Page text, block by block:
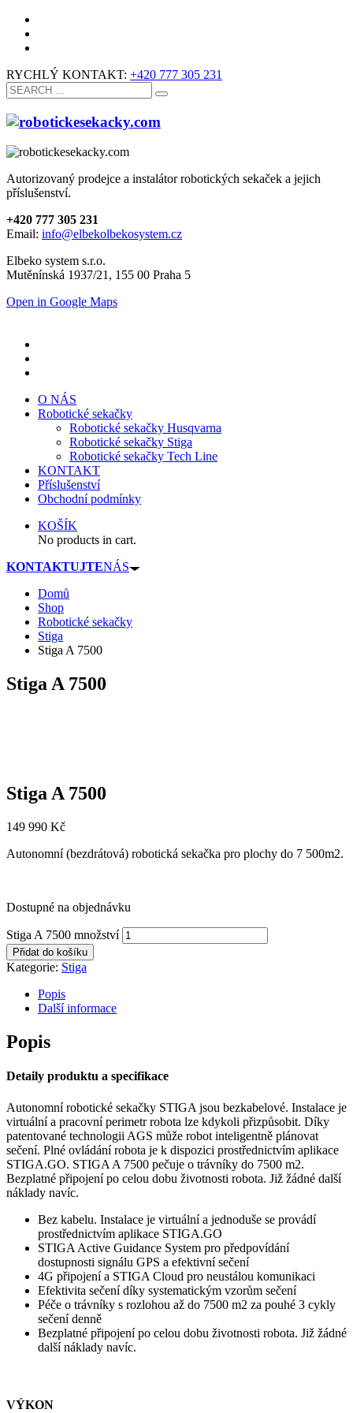
RYCHLÝ KONTAKT: +420 777 305 231
Autorizovaný prodejce a instalátor robotických sekaček a jejich
příslušenství.
+420 777 305 231
Email: info@elbekolbekosystem.cz
Elbeko system s.r.o.
Mutěnínská 1937/21, 155 00 Praha 5
Open in Google Maps
O NÁS
Robotické sekačky
Robotické sekačky Husqvarna
Robotické sekačky Stiga
Robotické sekačky Tech Line
KONTAKT
Příslušenství
Obchodní podmínky
KOŠÍK
No products in cart.
KONTAKTUJTENÁS
Domů
Shop
Robotické sekačky
Stiga
Stiga A 7500
Stiga A 7500
Stiga A 7500
149 990 Kč
Autonomní (bezdrátová) robotická sekačka pro plochy do 7 500m2.
Dostupné na objednávku
Stiga A 7500 množství
Přidat do košíku
Kategorie: Stiga
Popis
Další informace
Popis
Detaily produktu a specifikace
Autonomní robotické sekačky STIGA jsou bezkabelové. Instalace je
virtuální a pracovní perimetr robota lze kdykoli přizpůsobit. Díky
patentované technologii AGS může robot inteligentně plánovat
sečení. Plné ovládání robota je k dispozici prostřednictvím aplikace
STIGA.GO. STIGA A 7500 pečuje o trávníky do 7500 m2.
Bezplatné připojení po celou dobu životnosti robota. Již žádné další
náklady navíc.
Bez kabelu. Instalace je virtuální a jednoduše se provádí
prostřednictvím aplikace STIGA.GO
STIGA Active Guidance System pro předpovídání
dostupnosti signálu GPS a efektivní sečení
4G připojení a STIGA Cloud pro neustálou komunikaci
Efektivita sečení díky systematickým vzorům sečení
Péče o trávníky s rozlohou až do 7500 m2 za pouhé 3 cykly
sečení denně
Bezplatné připojení po celou dobu životnosti robota. Již žádné
další náklady navíc.
VÝKON